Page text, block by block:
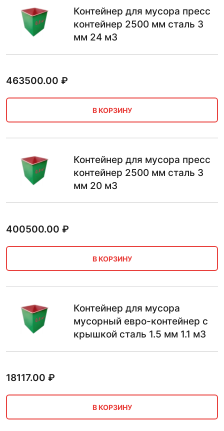
Контейнер для мусора пресс
контейнер 2500 мм сталь 3
мм 24 м3
463500.00 ₽
В КОРЗИНУ
Контейнер для мусора пресс
контейнер 2500 мм сталь 3
мм 20 м3
400500.00 ₽
В КОРЗИНУ
Контейнер для мусора
мусорный евро-контейнер с
крышкой сталь 1.5 мм 1.1 м3
18117.00 ₽
В КОРЗИНУ